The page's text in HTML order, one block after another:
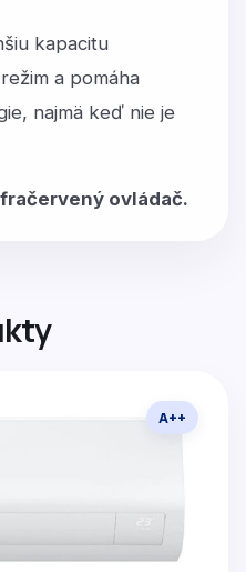
kapacitu
a pomáha
najmä keď nie je
ovládač.
A++